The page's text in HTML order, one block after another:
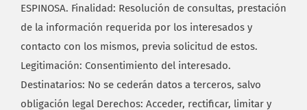
ESPINOSA. Finalidad: Resolución de consultas, prestación
de la información requerida por los interesados y
contacto con los mismos, previa solicitud de estos.
Legitimación: Consentimiento del interesado.
Destinatarios: No se cederán datos a terceros, salvo
obligación legal Derechos: Acceder, rectificar, limitar y